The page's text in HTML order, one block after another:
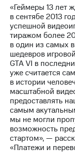
ПАО
"МТС"
Личный
кабинет
капитал
Контроль
«Геймеры 13 лет
в сентябе 2013
успешной
тиражом более
в один из самых
шедевров
GTA VI в
уже считается
в истории
масштабной
предоставлять
самым
мы не могли
возможность
стартом», —
«Платежи и